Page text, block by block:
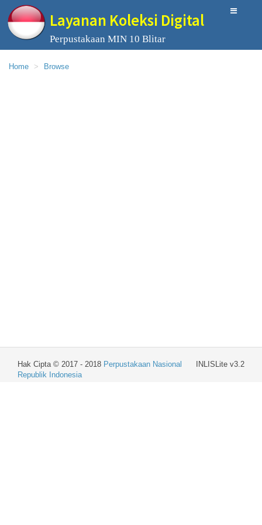
Layanan Koleksi Digital
Perpustakaan MIN 10 Blitar
Home Browse
INLISLite v3.2
Hak Cipta © 2017 - 2018 Perpustakaan Nasional
Republik Indonesia